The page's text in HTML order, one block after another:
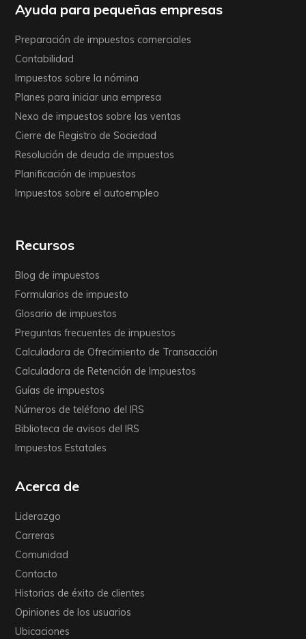
Ayuda para pequeñas empresas
Preparación de impuestos comerciales
Contabilidad
Impuestos sobre la nómina
Planes para iniciar una empresa
Nexo de impuestos sobre las ventas
Cierre de Registro de Sociedad
Resolución de deuda de impuestos
Planificación de impuestos
Impuestos sobre el autoempleo
Recursos
Blog de impuestos
Formularios de impuesto
Glosario de impuestos
Preguntas frecuentes de impuestos
Calculadora de Ofrecimiento de Transacción
Calculadora de Retención de Impuestos
Guías de impuestos
Números de teléfono del IRS
Biblioteca de avisos del IRS
Impuestos Estatales
Acerca de
Liderazgo
Carreras
Comunidad
Contacto
Historias de éxito de clientes
Opiniones de los usuarios
Ubicaciones